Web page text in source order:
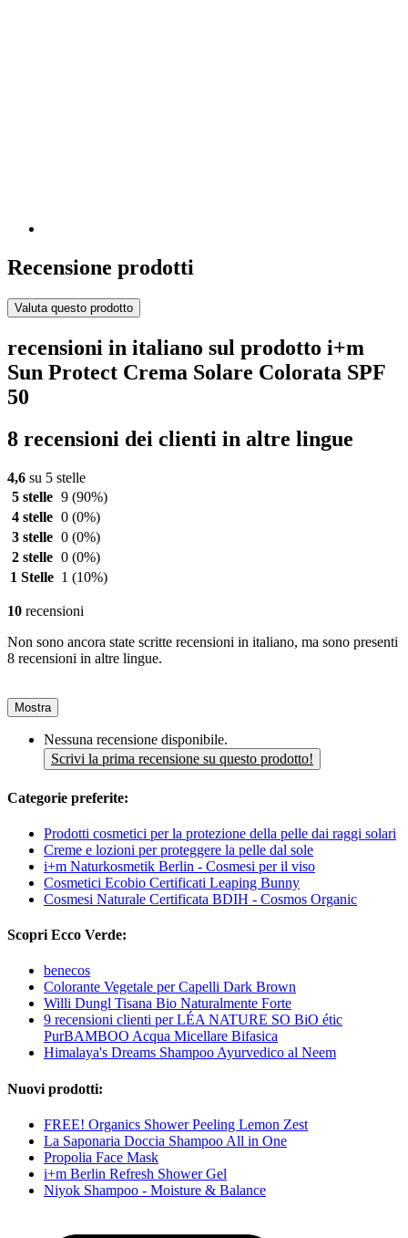
Recensione prodotti
Valuta questo prodotto
recensioni in italiano sul prodotto i+m
Sun Protect Crema Solare Colorata SPF
50
8 recensioni dei clienti in altre lingue
4,6 su 5 stelle
5 stelle 9 (90%)
4 stelle 0 (0%)
3 stelle 0 (0%)
2 stelle 0 (0%)
1 Stelle 1 (10%)
10 recensioni
Non sono ancora state scritte recensioni in italiano, ma sono presenti
8 recensioni in altre lingue.
Mostra
Nessuna recensione disponibile.
Scrivi la prima recensione su questo prodotto!
Categorie preferite:
Prodotti cosmetici per la protezione della pelle dai raggi solari
Creme e lozioni per proteggere la pelle dal sole
i+m Naturkosmetik Berlin - Cosmesi per il viso
Cosmetici Ecobio Certificati Leaping Bunny
Cosmesi Naturale Certificata BDIH - Cosmos Organic
Scopri Ecco Verde:
benecos
Colorante Vegetale per Capelli Dark Brown
Willi Dungl Tisana Bio Naturalmente Forte
9 recensioni clienti per LÉA NATURE SO BiO étic
PurBAMBOO Acqua Micellare Bifasica
Himalaya's Dreams Shampoo Ayurvedico al Neem
Nuovi prodotti:
FREE! Organics Shower Peeling Lemon Zest
La Saponaria Doccia Shampoo All in One
Propolia Face Mask
i+m Berlin Refresh Shower Gel
Niyok Shampoo - Moisture & Balance